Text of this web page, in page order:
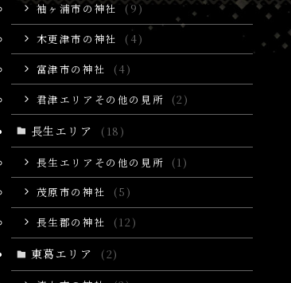
袖ヶ浦市の神社
(9)
木更津市の神社
(4)
富津市の神社
(4)
君津エリアその他の見所
(2)
長生エリア (18)
長生エリアその他の見所
(1)
茂原市の神社
(5)
長生郡の神社
(12)
東葛エリア (2)